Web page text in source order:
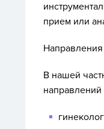
прием или
В нашей